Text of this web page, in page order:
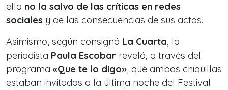
ello no la salvo de las críticas en redes
sociales y de las consecuencias de sus actos.
Asimismo, según consignó La Cuarta, la
periodista Paula Escobar reveló, a través del
programa «Que te lo digo», que ambas chiquillas
estaban invitadas a la última noche del Festival